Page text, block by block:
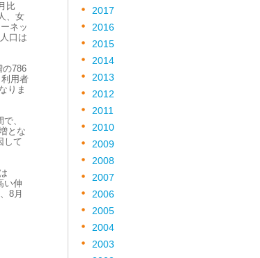
比
、女
ネッ
口は
の786
用者
りま
、
とな
して
い伸
8月
2017
2016
2015
2014
2013
2012
2011
2010
2009
2008
2007
2006
2005
2004
2003